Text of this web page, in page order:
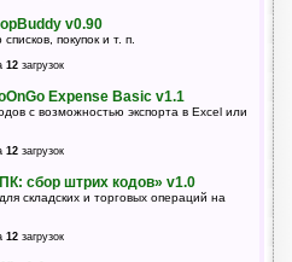
v0.90
покупок и т. п.
12 загрузок
Expense Basic v1.1
с возможностью экспорта в Excel или
12 загрузок
сбор штрих кодов» v1.0
складских и торговых операций на
12 загрузок